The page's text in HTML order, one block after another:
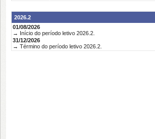
2026.2
01/08/2026
→ Início do período letivo 2026.2.
31/12/2026
→ Término do período letivo 2026.2.